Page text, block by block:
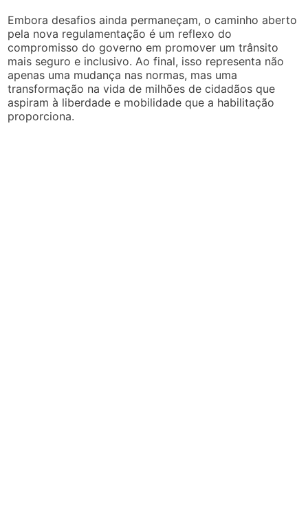
Embora desafios ainda permaneçam, o caminho aberto
pela nova regulamentação é um reflexo do
compromisso do governo em promover um trânsito
mais seguro e inclusivo. Ao final, isso representa não
apenas uma mudança nas normas, mas uma
transformação na vida de milhões de cidadãos que
aspiram à liberdade e mobilidade que a habilitação
proporciona.